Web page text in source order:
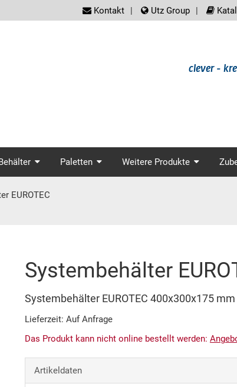
Kontakt Utz Group
clever -
Paletten Weitere Produkte
EUROTEC
Systembehälter
Systembehälter EUROTEC 400x300x175 mm
Lieferzeit: Auf Anfrage
Das Produkt kann nicht online bestellt werden: Ang
Artikeldaten